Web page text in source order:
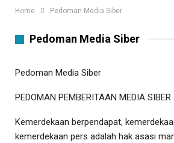
Home Pedoman Media Siber
Pedoman Media Siber
Pedoman Media Siber
PEDOMAN PEMBERITAAN MEDIA SIBER
Kemerdekaan berpendapat,
kemerdekaan pers adalah hak asasi